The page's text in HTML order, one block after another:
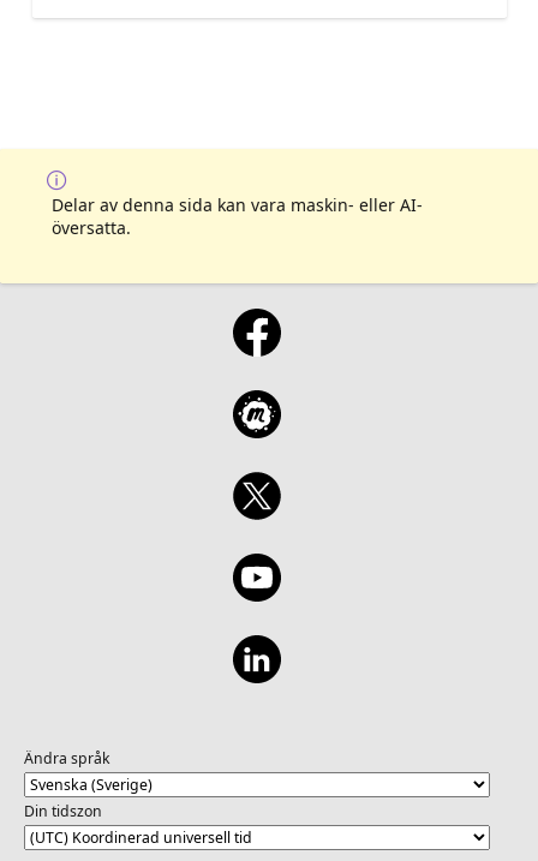
Delar av denna sida kan vara maskin- eller AI-
översatta.
Ändra språk
Din tidszon